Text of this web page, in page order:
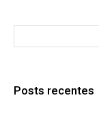
Posts recentes